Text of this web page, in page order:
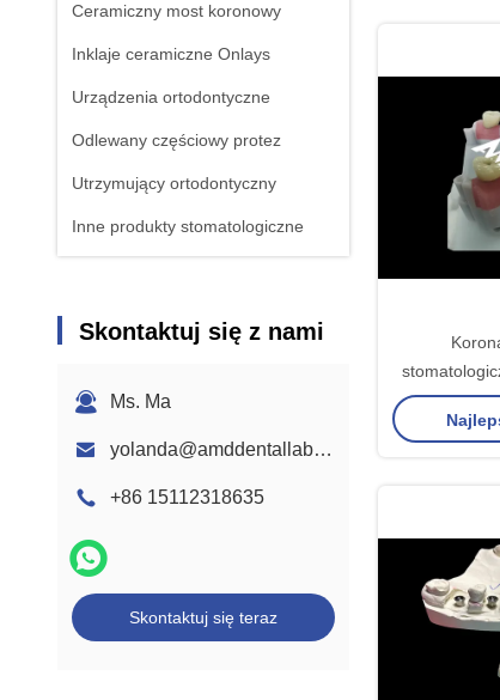
Ceramiczny most koronowy
Inklaje ceramiczne Onlays
Urządzenia ortodontyczne
Odlewany częściowy protez
Utrzymujący ortodontyczny
Inne produkty stomatologiczne
Skontaktuj się z nami
Ms. Ma
yolanda@amddentallab.com
+86 15112318635
Skontaktuj się teraz
podłożem